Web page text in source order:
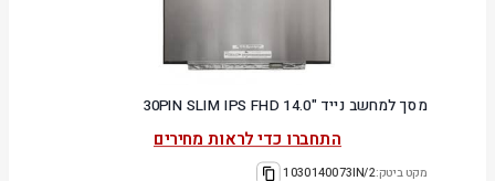
מסך למחשב נייד "14.0 30PIN SLIM IPS FHD
התחברו כדי לראות מחירים
מקט ביטק:1030140073IN/2